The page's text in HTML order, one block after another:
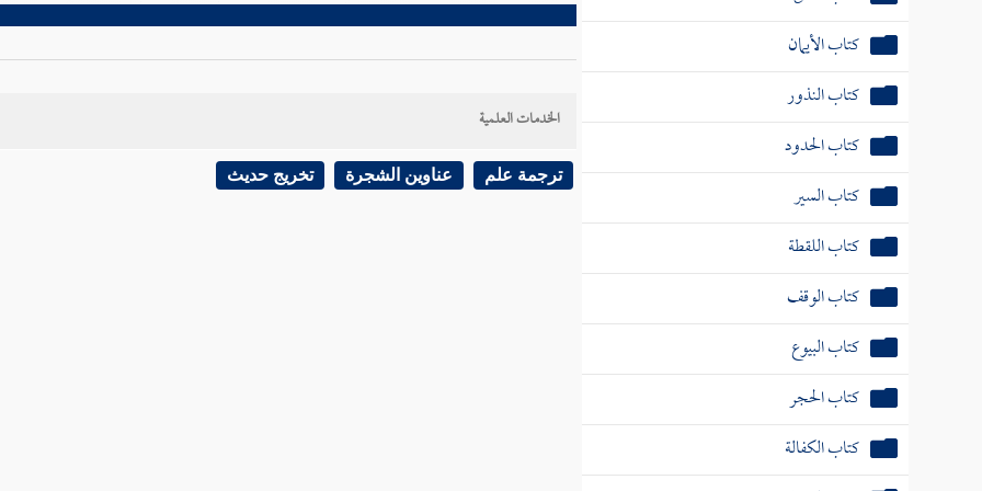
كتاب الأيمان
كتاب النذور
كتاب الحدود
كتاب السير
كتاب اللقطة
كتاب الوقف
كتاب البيوع
كتاب الحجر
كتاب الكفالة
الخدمات العلمية
ترجمة علم عناوين الشجرة تخريج حديث